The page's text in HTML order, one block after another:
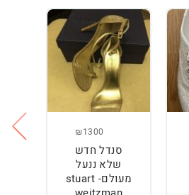
₪1300
סנדל חדש
שלא ננעל
מעולם- stuart